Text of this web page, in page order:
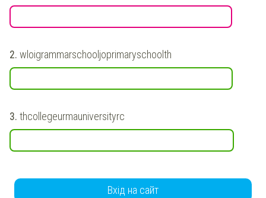
2. wloigrammarschooljoprimaryschoolth
3. thcollegeurmauniversityrc
Вхід на сайт